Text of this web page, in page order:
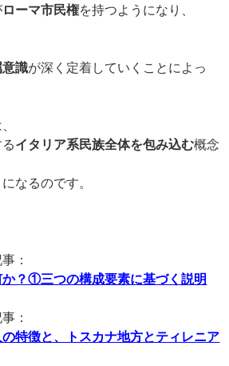
ローマ市民権を持つようになり、
意識が深く定着していくことによっ
イタリア系民族全体を包み込む概念
なるのです。
：
か？①三つの構成要素に基づく説明
：
特徴と、トスカナ地方とティレニア